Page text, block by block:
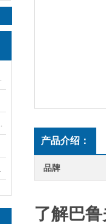
产品介绍：
品牌
了解巴